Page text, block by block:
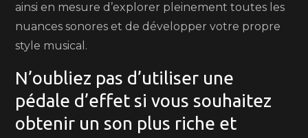
ainsi en mesure d’explorer pleinement toutes les
nuances sonores et de développer votre propre
style musical.
N’oubliez pas d’utiliser une
pédale d’effet si vous souhaitez
obtenir un son plus riche et